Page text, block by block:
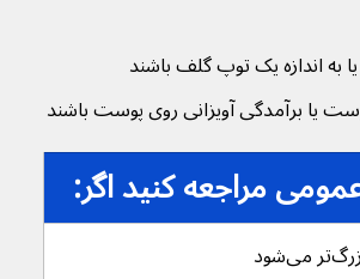
به اندازه یک توپ گلف باشند
مراجعه کنید اگر: